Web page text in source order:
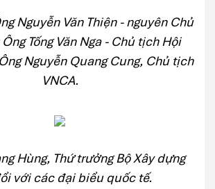
Nguyễn Văn Thiện - nguyên Chủ
Tống Văn Nga - Chủ tịch Hội
Nguyễn Quang Cung, Chủ tịch
VNCA.
Hùng, Thứ trưởng Bộ Xây dựng
với các đại biểu quốc tế.